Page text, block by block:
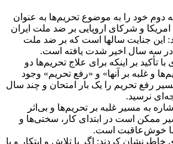
دوم خود را به موضوع تحریم‌ها به عنوان
و شرکای اروپایی بر ضد ملت ایران
این جنایت سالها است که بر ضد ملت
در سه سال اخیر شدت یافته است.
تأکید بر اینکه برای علاج تحریم‌ها دو
و غلبه بر آنها» و «رفع تحریم» وجود
مسیر رفع تحریم را یک بار امتحان و چند سال
نرسید.
به مسیر غلبه بر تحریم‌ها و بی‌اثر
ممکن است در ابتدای کار، سختی‌ها و
خوش‌عاقبت است.
کردند: اگر با تلاش و ابتکار و با